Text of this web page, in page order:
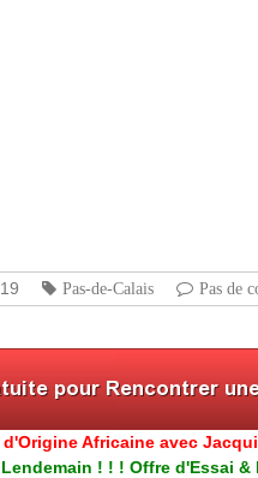
Pas-de-Calais Pas de
Africaine avec
! ! ! Offre d'Essai &